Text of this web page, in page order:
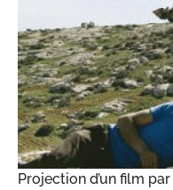
Projection d’un film